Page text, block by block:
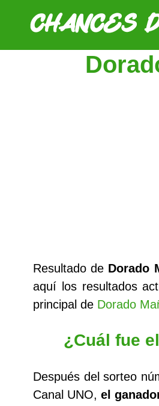
Resultado de Dorado
aquí los resultados
principal de Dorado
¿Cuál fue
Después del sorteo
Canal UNO, el